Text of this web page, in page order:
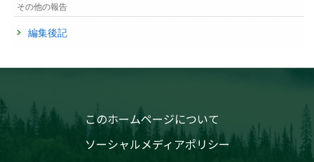
その他の報告
編集後記
このホームページについて
ソーシャルメディアポリシー